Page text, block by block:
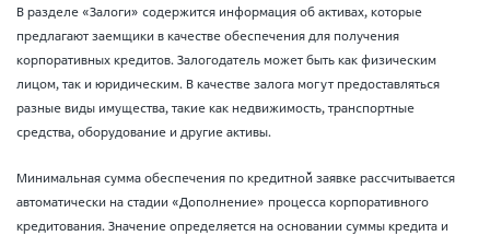
В разделе «Залоги» содержится информация об активах, которые
предлагают заемщики в качестве обеспечения для получения
корпоративных кредитов. Залогодатель может быть как физическим
лицом, так и юридическим. В качестве залога могут предоставляться
разные виды имущества, такие как недвижимость, транспортные
средства, оборудование и другие активы.
Минимальная сумма обеcпечения по кредитной заявке рассчитывается
автоматически на стадии «Дополнение» процесса корпоративного
кредитования. Значение определяется на основании суммы кредита и